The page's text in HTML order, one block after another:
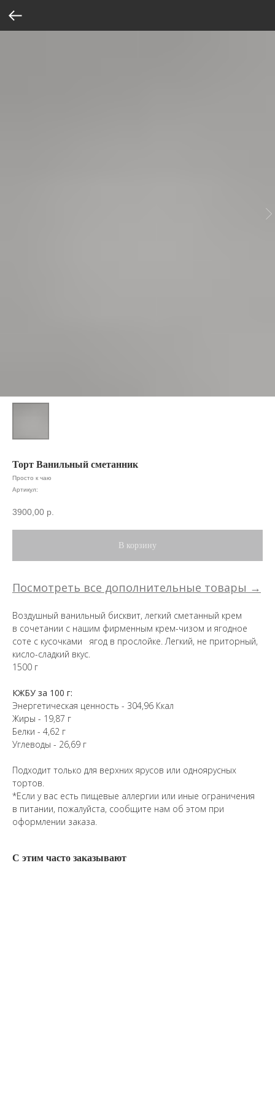
Торт Ванильный сметанник
Просто к чаю
Артикул:
3900,00 р.
В корзину
Посмотреть все дополнительные товары →
Воздушный ванильный бисквит, легкий сметанный крем
в сочетании с нашим фирменным крем-чизом и ягодное
соте с кусочками ягод в прослойке. Легкий, не приторный,
кисло-сладкий вкус.
1500 г
КЖБУ за 100 г:
Энергетическая ценность - 304,96 Ккал
Жиры - 19,87 г
Белки - 4,62 г
Углеводы - 26,69 г
Подходит только для верхних ярусов или одноярусных
тортов.
*Если у вас есть пищевые аллергии или иные ограничения
в питании, пожалуйста, сообщите нам об этом при
оформлении заказа.
С этим часто заказывают